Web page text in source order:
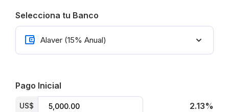
Selecciona tu Banco
Pago Inicial
US$ 2.13%